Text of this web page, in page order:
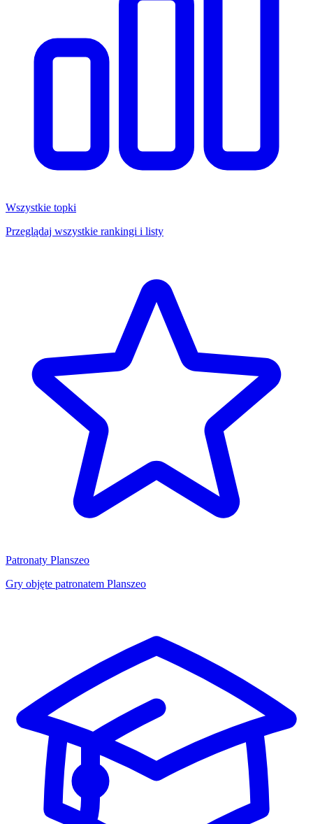
Wszystkie topki
Przeglądaj wszystkie rankingi i listy
Patronaty Planszeo
Gry objęte patronatem Planszeo